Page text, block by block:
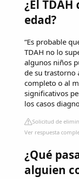
¿El
edad?
“Es probable
TDAH no lo
algunos niños
de su trastorno
completo o al
significativos
los casos
Solicitud de
Ver respuesta
¿Qué
alguien